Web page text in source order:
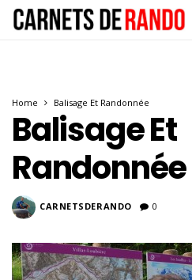
Home Balisage Et Randonnée
Balisage Et
Randonnée
CARNETSDERANDO 0